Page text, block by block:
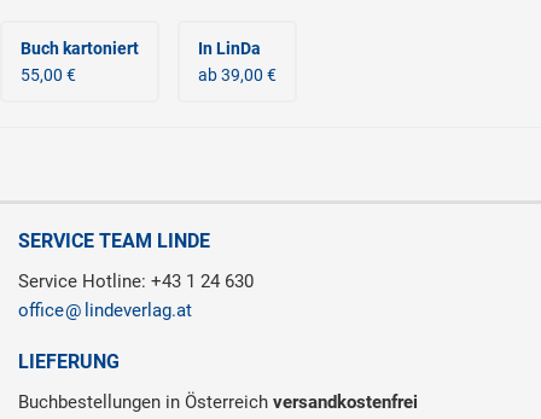
Buch kartoniert
55,00 €
In LinDa
ab 39,00 €
SERVICE TEAM LINDE
Service Hotline: +43 1 24 630
office
lindeverlag.at
LIEFERUNG
Buchbestellungen in Österreich versandkostenfrei